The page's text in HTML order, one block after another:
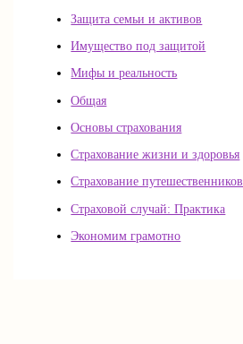
Защита семьи и активов
Имущество под защитой
Мифы и реальность
Общая
Основы страхования
Страхование жизни и здоровья
Страхование путешественников
Страховой случай: Практика
Экономим грамотно